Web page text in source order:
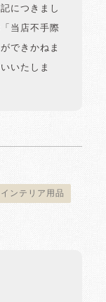
につきまし
当店不手際
できかねま
いたしま
インテリア用品